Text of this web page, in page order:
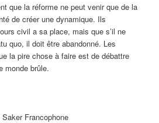
que la réforme ne peut venir que de la
de créer une dynamique. Ils
civil a sa place, mais que s’il ne
quo, il doit être abandonné. Les
la pire chose à faire est de débattre
monde brûle.
Francophone